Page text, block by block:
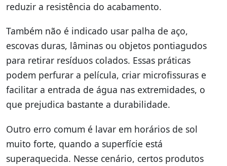
reduzir a resistência do acabamento.
Também não é indicado usar palha de aço,
escovas duras, lâminas ou objetos pontiagudos
para retirar resíduos colados. Essas práticas
podem perfurar a película, criar microfissuras e
facilitar a entrada de água nas extremidades, o
que prejudica bastante a durabilidade.
Outro erro comum é lavar em horários de sol
muito forte, quando a superfície está
superaquecida. Nesse cenário, certos produtos